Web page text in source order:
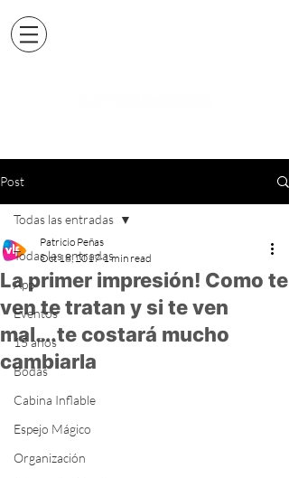
Post
Todas las entradas
App
Eventos
15 años
Bodas
Cabina Inflable
Espejo Mágico
Organización
Todas las entradas
La primer impresión! Como te
ven te tratan y si te ven
mal….te costará mucho
cambiarla
Patricio Peñas
Oct 18, 2017 1 min read